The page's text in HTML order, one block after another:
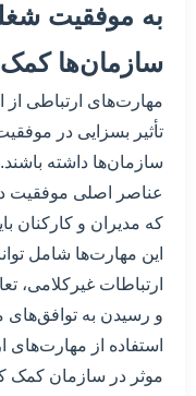
به موفقیت
سازمان‌ها کمک
مهارت‌های ارتباطی از
تأثیر بسزایی در
سازمان‌ها داشته
عناصر اصلی موفقیت
که مدیران و کارکنان
این مهارت‌ها شامل
ارتباطات غیرکلامی،
و رسیدن به
استفاده از مهارت‌های
موثر در سازمان کمک